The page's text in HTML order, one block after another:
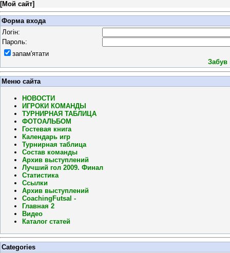
[Мой сайт]
Форма входа
Логін:
Пароль:
запам'ятати
Забув
Меню сайта
НОВОСТИ
ИГРОКИ КОМАНДЫ
ТУРНИРНАЯ ТАБЛИЦА
ФОТОАЛЬБОМ
Гостевая книга
Календарь игр
Турнирная таблица
Состав команды
Архив выступлений
Лучший гол 2009. Финал
Статистика
Ссылки
Архив выступлений
CoachingFutsal -
Главная 2
Видео
Каталог статей
Categories